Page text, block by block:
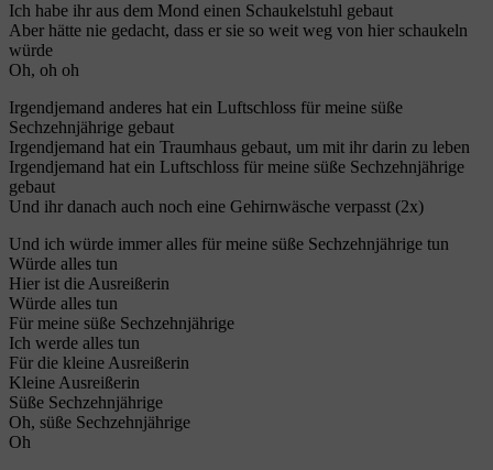
Ich habe ihr aus dem Mond einen Schaukelstuhl gebaut
Aber hätte nie gedacht, dass er sie so weit weg von hier schaukeln
würde
Oh, oh oh
Irgendjemand anderes hat ein Luftschloss für meine süße
Sechzehnjährige gebaut
Irgendjemand hat ein Traumhaus gebaut, um mit ihr darin zu leben
Irgendjemand hat ein Luftschloss für meine süße Sechzehnjährige
gebaut
Und ihr danach auch noch eine Gehirnwäsche verpasst (2x)
Und ich würde immer alles für meine süße Sechzehnjährige tun
Würde alles tun
Hier ist die Ausreißerin
Würde alles tun
Für meine süße Sechzehnjährige
Ich werde alles tun
Für die kleine Ausreißerin
Kleine Ausreißerin
Süße Sechzehnjährige
Oh, süße Sechzehnjährige
Oh